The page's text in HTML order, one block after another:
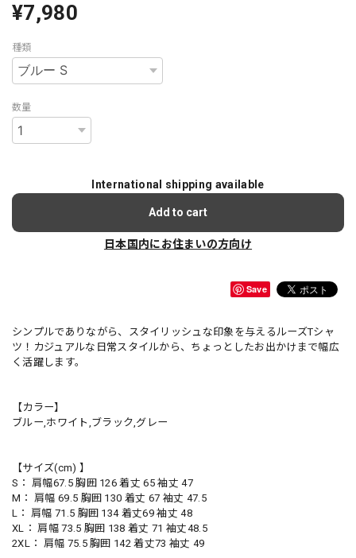
¥7,980
種類
数量
International shipping available
Add to cart
日本国内にお住まいの方向け
Save
シンプルでありながら、スタイリッシュな印象を与えるルーズTシャ
ツ！カジュアルな日常スタイルから、ちょっとしたお出かけまで幅広
く活躍します。
【カラー】
ブルー,ホワイト,ブラック,グレー
【サイズ(cm) 】
S： 肩幅67.5 胸囲 126 着丈 65 袖丈 47
M： 肩幅 69.5 胸囲 130 着丈 67 袖丈 47.5
L： 肩幅 71.5 胸囲 134 着丈69 袖丈 48
XL： 肩幅 73.5 胸囲 138 着丈 71 袖丈48.5
2XL： 肩幅 75.5 胸囲 142 着丈73 袖丈 49